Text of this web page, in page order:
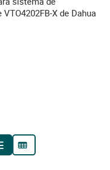
X de Dahua